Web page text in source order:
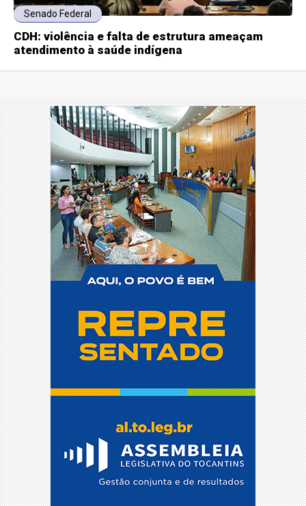
Senado Federal
CDH: violência e falta de estrutura ameaçam
atendimento à saúde indígena